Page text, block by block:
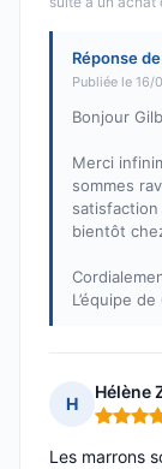
Réponse
Publiée le 16/
Bonjour
Merci
sommes
bientôt
L’équipe
H
Hélène
Note : 5
Les marrons